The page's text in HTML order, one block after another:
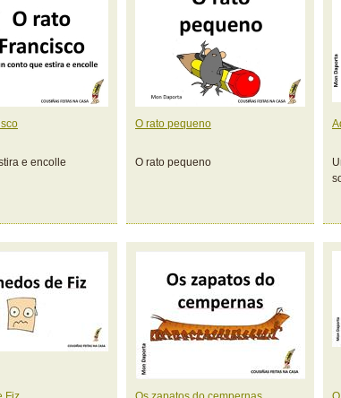
e encolle
O rato pequeno
O rato pequeno